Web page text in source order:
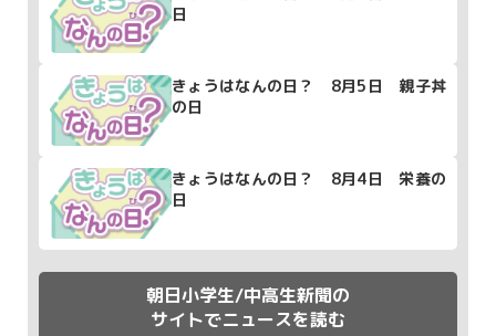
日
きょうはなんの日？ 8月5日 親子丼
の日
きょうはなんの日？ 8月4日 栄養の
日
朝日小学生/中高生新聞の
サイトでニュースを読む